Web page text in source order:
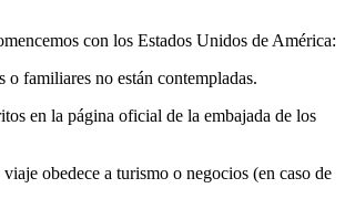
con los Estados Unidos de América:
familiares no están contempladas.
en la página oficial de la embajada de los
obedece a turismo o negocios (en caso de